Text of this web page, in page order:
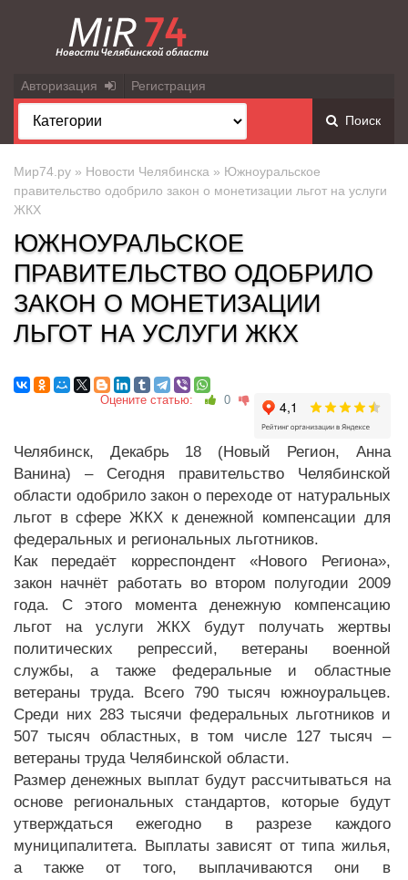
Авторизация Регистрация
Поиск
Мир74.ру » Новости Челябинска » Южноуральское
правительство одобрило закон о монетизации льгот на услуги
ЖКХ
ЮЖНОУРАЛЬСКОЕ
ПРАВИТЕЛЬСТВО ОДОБРИЛО
ЗАКОН О МОНЕТИЗАЦИИ
ЛЬГОТ НА УСЛУГИ ЖКХ
Оцените статью: 0
Челябинск, Декабрь 18 (Новый Регион, Анна
Ванина) – Сегодня правительство Челябинской
области одобрило закон о переходе от натуральных
льгот в сфере ЖКХ к денежной компенсации для
федеральных и региональных льготников.
Как передаёт корреспондент «Нового Региона»,
закон начнёт работать во втором полугодии 2009
года. С этого момента денежную компенсацию
льгот на услуги ЖКХ будут получать жертвы
политических репрессий, ветераны военной
службы, а также федеральные и областные
ветераны труда. Всего 790 тысяч южноуральцев.
Среди них 283 тысячи федеральных льготников и
507 тысяч областных, в том числе 127 тысяч –
ветераны труда Челябинской области.
Размер денежных выплат будут рассчитываться на
основе региональных стандартов, которые будут
утверждаться ежегодно в разрезе каждого
муниципалитета. Выплаты зависят от типа жилья,
а также от того, выплачиваются они в